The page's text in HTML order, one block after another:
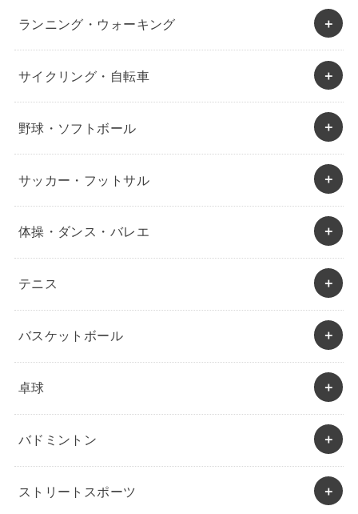
ランニング・ウォーキング
サイクリング・自転車
野球・ソフトボール
サッカー・フットサル
体操・ダンス・バレエ
テニス
バスケットボール
卓球
バドミントン
ストリートスポーツ